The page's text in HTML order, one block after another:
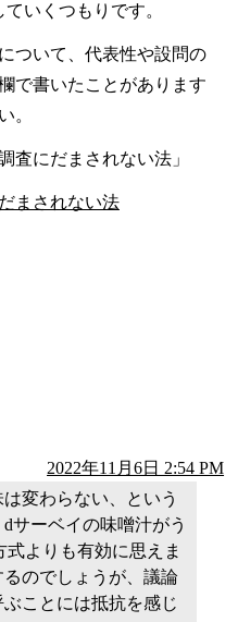
ていくつもりです。
ついて、代表性や設問の
で書いたことがあります
。
にだまされない法」
まされない法
2022年11月6日 2:54 PM
変わらない、という
サーベイの味噌汁がう
よりも有効に思えま
のでしょうが、議論
ことには抵抗を感じ